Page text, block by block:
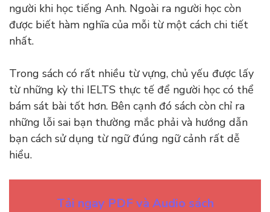
người khi học tiếng Anh. Ngoài ra người học còn
được biết hàm nghĩa của mỗi từ một cách chi tiết
nhất.
Trong sách có rất nhiều từ vựng, chủ yếu được lấy
từ những kỳ thi IELTS thực tế để người học có thể
bám sát bài tốt hơn. Bên cạnh đó sách còn chỉ ra
những lỗi sai bạn thường mắc phải và hướng dẫn
bạn cách sử dụng từ ngữ đúng ngữ cảnh rất dễ
hiểu.
Tải ngay PDF và Audio sách